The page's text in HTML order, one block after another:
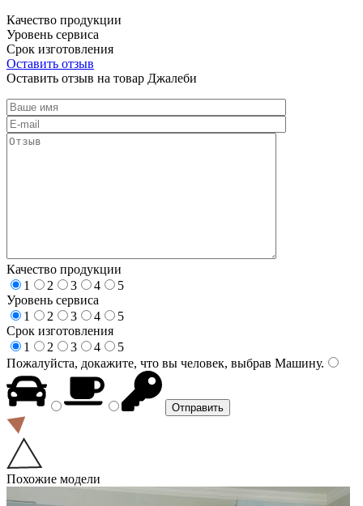
Качество продукции
Уровень сервиса
Срок изготовления
Оставить отзыв
Оставить отзыв на товар Джалеби
Качество продукции
1
2 3 4
5
Уровень сервиса
1
2 3 4
5
Срок изготовления
1
2 3 4
5
Пожалуйста, докажите, что вы человек, выбрав Машину.
Похожие модели